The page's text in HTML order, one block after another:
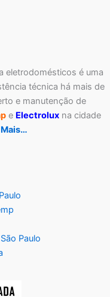
eletrodomésticos é uma
técnica há mais de
e manutenção de
e Electrolux na cidade
Paulo